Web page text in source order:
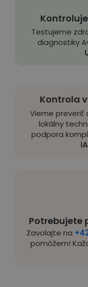
Potrebujete
Zavolajte na
pomôžem!
Testujeme
diagnostiky
Kontrola
Vieme preveriť
lokálny
podpora